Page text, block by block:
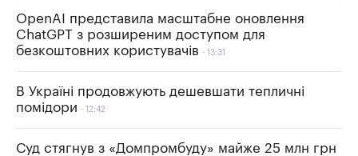
OpenAI представила масштабне оновлення
ChatGPT з розширеним доступом для
безкоштовних користувачів
13:31
В Україні продовжують дешевшати тепличні
помідори
12:42
Суд стягнув з «Домпромбуду» майже 25 млн грн